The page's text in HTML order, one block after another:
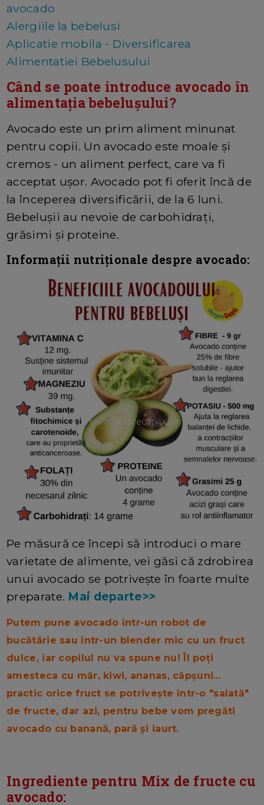
avocado
Alergiile la bebelusi
Aplicatie mobila - Diversificarea
Alimentatiei Bebelusului
Când se poate introduce avocado în
alimentația bebelușului?
Avocado este un prim aliment minunat
pentru copii. Un avocado este moale și
cremos - un aliment perfect, care va fi
acceptat ușor. Avocado pot fi oferit încă de
la începerea diversificării, de la 6 luni.
Bebelușii au nevoie de carbohidrați,
grăsimi și proteine.
Informații nutriționale despre avocado:
Pe măsură ce începi să introduci o mare
varietate de alimente, vei găsi că zdrobirea
unui avocado se potrivește în foarte multe
preparate. Mai departe>>
Putem pune avocado într-un robot de
bucătărie sau într-un blender mic cu un fruct
dulce, iar copilul nu va spune nu! Îl poți
amesteca cu măr, kiwi, ananas, căpșuni...
practic orice fruct se potrivește într-o "salată"
de fructe, dar azi, pentru bebe vom pregăti
avocado cu banană, pară și iaurt.
Ingrediente pentru Mix de fructe cu
avocado: